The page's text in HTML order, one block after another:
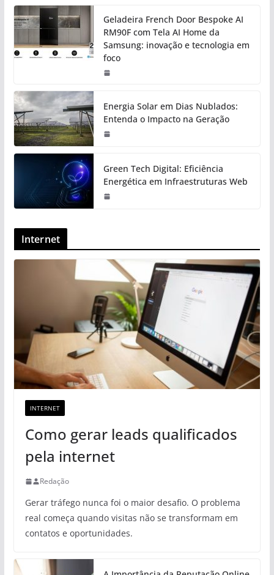
Geladeira French Door Bespoke AI
RM90F com Tela AI Home da
Samsung: inovação e tecnologia em
foco
Energia Solar em Dias Nublados:
Entenda o Impacto na Geração
Green Tech Digital: Eficiência
Energética em Infraestruturas Web
Internet
INTERNET
Como gerar leads qualificados
pela internet
Redação
Gerar tráfego nunca foi o maior desafio. O problema
real começa quando visitas não se transformam em
contatos e oportunidades.